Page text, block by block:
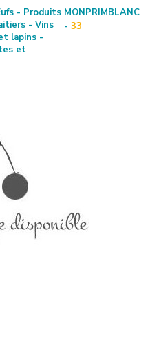
- Produits
- Vins
lapins -
et
MONPRIMBLANC
- 33